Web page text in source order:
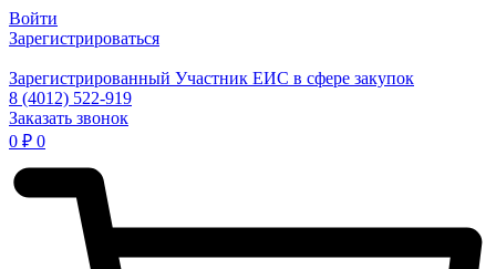
Войти
Зарегистрироваться
Зарегистрированный Участник ЕИС в сфере закупок
8 (4012) 522-919
Заказать звонок
0 ₽ 0